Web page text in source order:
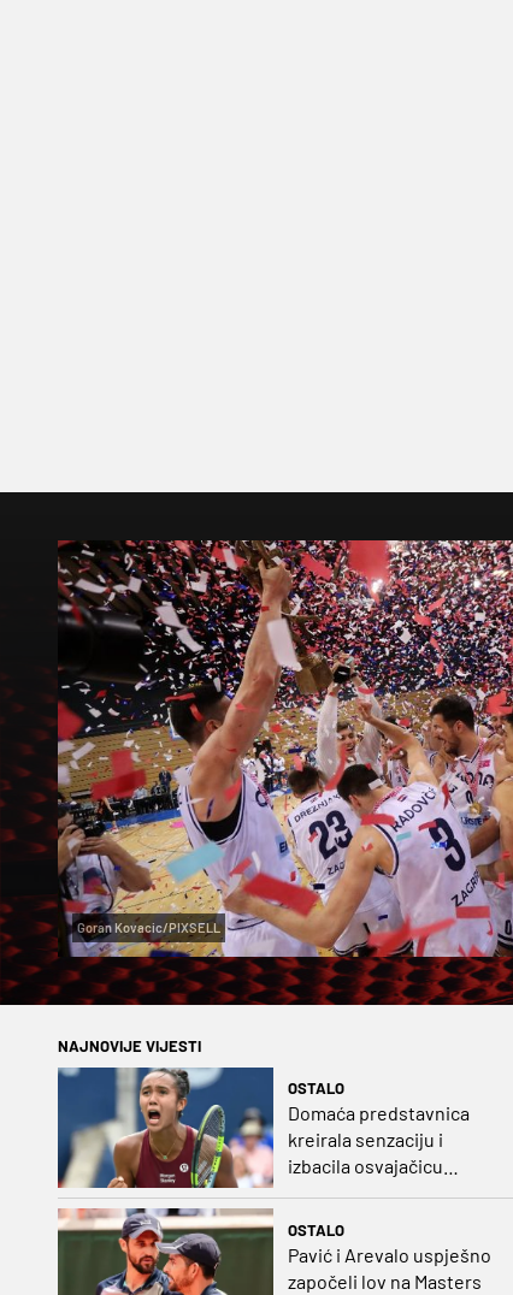
Goran Kovacic/PIXSELL
NAJNOVIJE VIJESTI
OSTALO
Domaća predstavnica
kreirala senzaciju i
izbacila osvajačicu
Roland Garrosa
OSTALO
Pavić i Arevalo uspješno
započeli lov na Masters